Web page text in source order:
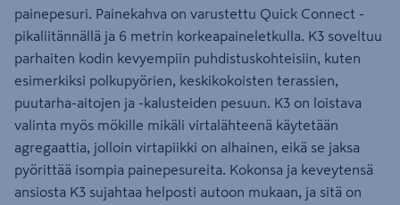
painepesuri. Painekahva on varustettu Quick Connect -
pikaliitännällä ja 6 metrin korkeapaineletkulla. K3 soveltuu
parhaiten kodin kevyempiin puhdistuskohteisiin, kuten
esimerkiksi polkupyörien, keskikokoisten terassien,
puutarha-aitojen ja -kalusteiden pesuun. K3 on loistava
valinta myös mökille mikäli virtalähteenä käytetään
agregaattia, jolloin virtapiikki on alhainen, eikä se jaksa
pyörittää isompia painepesureita. Kokonsa ja keveytensä
ansiosta K3 sujahtaa helposti autoon mukaan, ja sitä on